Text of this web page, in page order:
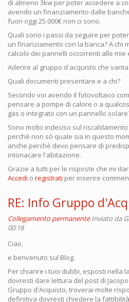
di almeno 3kw per poter accedere a
avendo un finanziamento dalle
fuori oggi 25.000€ non ci sono.
Quali sono i passi da seguire per
un finanziamento con la banca? A chi
calcolo dei pannelli occorrenti alle mie
Aderire al gruppo d'acquisto che
Quali documenti presentare e a chi?
Secondo voi avendo il fotovoltaico
pensare a pompe di calore o a
gas o integrato con un pannello
Sono molto indeciso sul
perchè non sò quale sia in questo
anche perchè devo pensare di
intonacare l'abitazione.
Grazie a tutti per le risposte che mi
Accedi o registrati per inserire
RE: Info Gruppo
Collegamento permanente Inviato da
00:18
Ciao,
e benvenuto sul Blog.
Per chiarire i tuoi dubbi, esposti nella
dovresti dare lettura del post di
Gruppo d'Acquisto, troverai molte
definitiva dovresti chiedere la